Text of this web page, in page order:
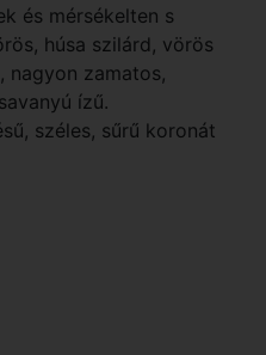
és mérsékelten s
húsa szilárd, vörös
nagyon zamatos,
ízű.
széles, sűrű koronát